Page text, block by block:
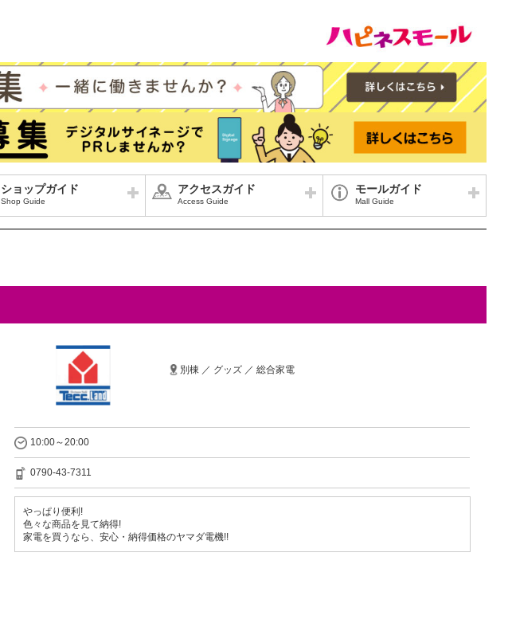
ショップガイド
Shop Guide
アクセスガイド
Access Guide
モールガイド
Mall Guide
別棟 ／ グッズ ／ 総合家電
10:00～20:00
0790-43-7311
やっぱり便利!
色々な商品を見て納得!
家電を買うなら、安心・納得価格のヤマダ電機!!